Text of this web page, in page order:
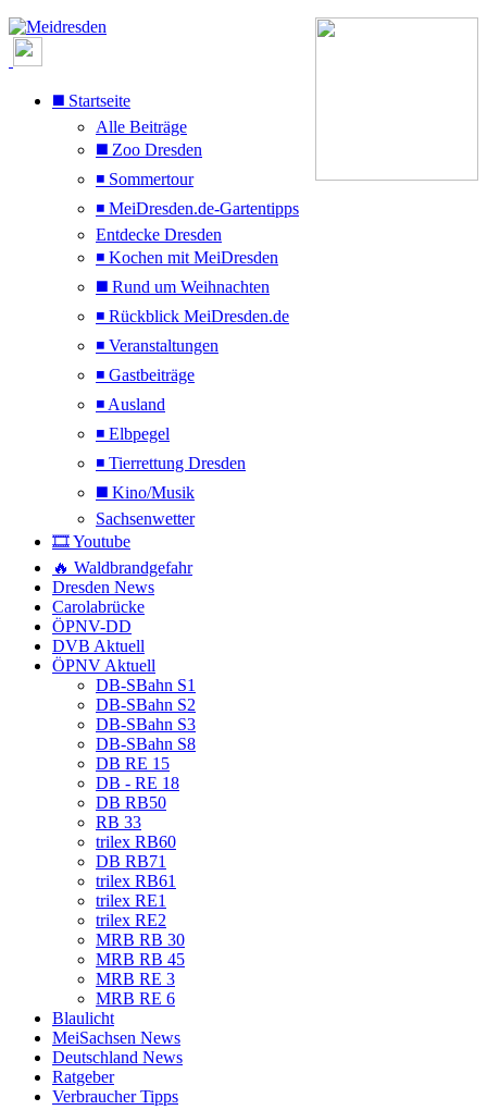
◼️ Startseite
Alle Beiträge
◼️ Zoo Dresden
◾ Sommertour
◾ MeiDresden.de-Gartentipps
Entdecke Dresden
◾ Kochen mit MeiDresden
◼️ Rund um Weihnachten
◾ Rückblick MeiDresden.de
◾ Veranstaltungen
◾ Gastbeiträge
◾ Ausland
◾ Elbpegel
◾ Tierrettung Dresden
◼️ Kino/Musik
Sachsenwetter
🎞️ Youtube
🔥 Waldbrandgefahr
Dresden News
Carolabrücke
ÖPNV-DD
DVB Aktuell
ÖPNV Aktuell
DB-SBahn S1
DB-SBahn S2
DB-SBahn S3
DB-SBahn S8
DB RE 15
DB - RE 18
DB RB50
RB 33
trilex RB60
DB RB71
trilex RB61
trilex RE1
trilex RE2
MRB RB 30
MRB RB 45
MRB RE 3
MRB RE 6
Blaulicht
MeiSachsen News
Deutschland News
Ratgeber
Verbraucher Tipps